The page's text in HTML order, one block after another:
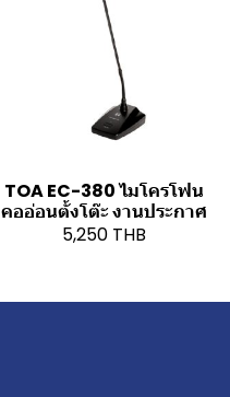
TOA EC-380 ไมโครโฟน
คออ่อนตั้งโต๊ะ งานประกาศ
5,250 THB